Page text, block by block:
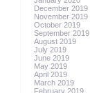
December 2019
November 2019
October 2019
September 2019
August 2019
July 2019
June 2019
May 2019
April 2019
March 2019
February 2019